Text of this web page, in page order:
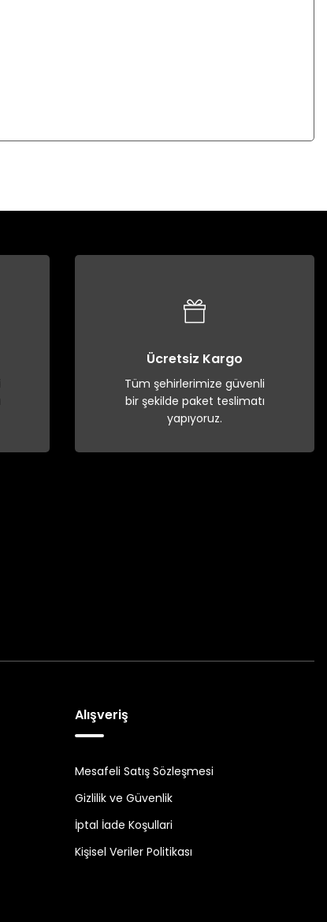
Ücretsiz Kargo
Tüm şehirlerimize güvenli
bir şekilde paket teslimatı
yapıyoruz.
Alışveriş
Mesafeli Satış Sözleşmesi
Gizlilik ve Güvenlik
İptal İade Koşullari
Kişisel Veriler Politikası